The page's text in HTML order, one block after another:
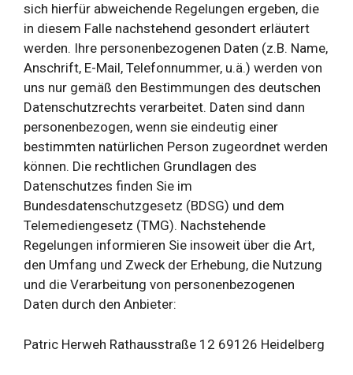
sich hierfür abweichende Regelungen ergeben, die
in diesem Falle nachstehend gesondert erläutert
werden. Ihre personenbezogenen Daten (z.B. Name,
Anschrift, E-Mail, Telefonnummer, u.ä.) werden von
uns nur gemäß den Bestimmungen des deutschen
Datenschutzrechts verarbeitet. Daten sind dann
personenbezogen, wenn sie eindeutig einer
bestimmten natürlichen Person zugeordnet werden
können. Die rechtlichen Grundlagen des
Datenschutzes finden Sie im
Bundesdatenschutzgesetz (BDSG) und dem
Telemediengesetz (TMG). Nachstehende
Regelungen informieren Sie insoweit über die Art,
den Umfang und Zweck der Erhebung, die Nutzung
und die Verarbeitung von personenbezogenen
Daten durch den Anbieter:
Patric Herweh Rathausstraße 12 69126 Heidelberg